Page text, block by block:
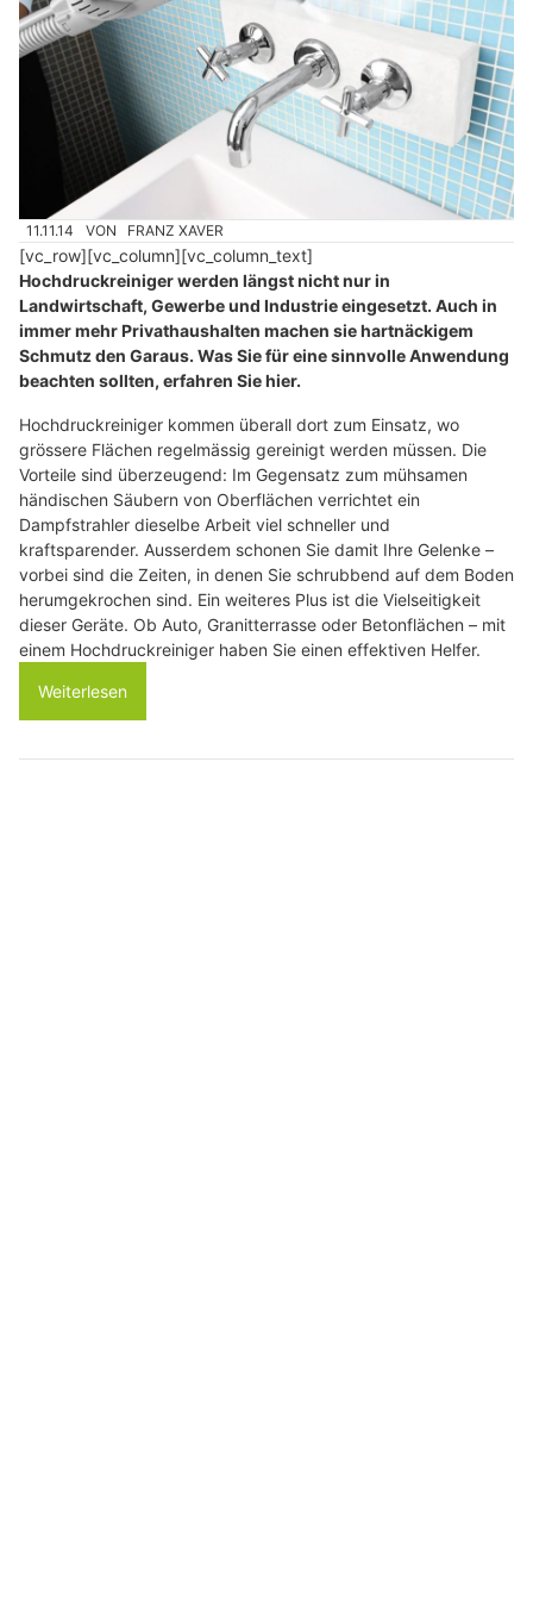
11.11.14 VON FRANZ XAVER
[vc_row][vc_column][vc_column_text]
Hochdruckreiniger werden längst nicht nur in
Landwirtschaft, Gewerbe und Industrie eingesetzt. Auch in
immer mehr Privathaushalten machen sie hartnäckigem
Schmutz den Garaus. Was Sie für eine sinnvolle Anwendung
beachten sollten, erfahren Sie hier.
Hochdruckreiniger kommen überall dort zum Einsatz, wo
grössere Flächen regelmässig gereinigt werden müssen. Die
Vorteile sind überzeugend: Im Gegensatz zum mühsamen
händischen Säubern von Oberflächen verrichtet ein
Dampfstrahler dieselbe Arbeit viel schneller und
kraftsparender. Ausserdem schonen Sie damit Ihre Gelenke –
vorbei sind die Zeiten, in denen Sie schrubbend auf dem Boden
herumgekrochen sind. Ein weiteres Plus ist die Vielseitigkeit
dieser Geräte. Ob Auto, Granitterrasse oder Betonflächen – mit
einem Hochdruckreiniger haben Sie einen effektiven Helfer.
Weiterlesen